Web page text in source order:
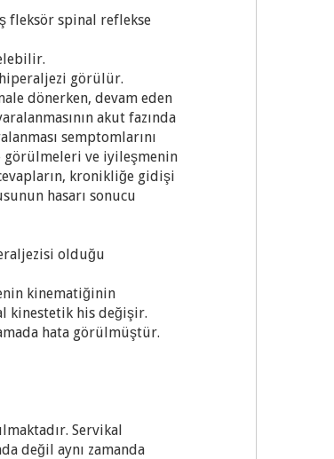
fleksör spinal reflekse
hiperaljezi görülür.
dönerken, devam eden
akut fazında
semptomlarını
görülmeleri ve iyileşmenin
kronikliğe gidişi
hasarı sonucu
olduğu
kinematiğinin
kinestetik his değişir.
hata görülmüştür.
Servikal
değil aynı zamanda